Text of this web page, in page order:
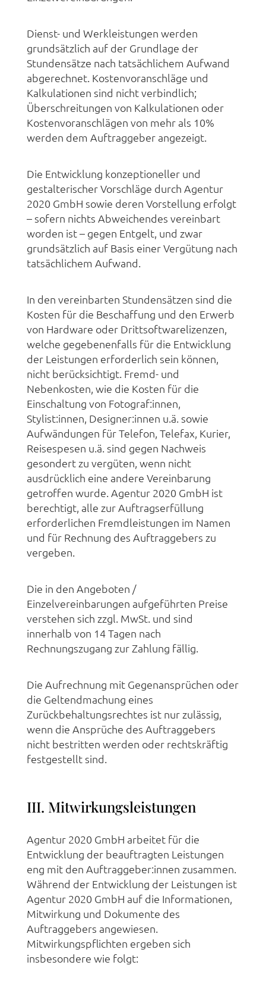
Dienst- und Werkleistungen werden
grundsätzlich auf der Grundlage der
Stundensätze nach tatsächlichem Aufwand
abgerechnet. Kostenvoranschläge und
Kalkulationen sind nicht verbindlich;
Überschreitungen von Kalkulationen oder
Kostenvoranschlägen von mehr als 10%
werden dem Auftraggeber angezeigt.
Die Entwicklung konzeptioneller und
gestalterischer Vorschläge durch Agentur
2020 GmbH sowie deren Vorstellung erfolgt
– sofern nichts Abweichendes vereinbart
worden ist – gegen Entgelt, und zwar
grundsätzlich auf Basis einer Vergütung nach
tatsächlichem Aufwand.
In den vereinbarten Stundensätzen sind die
Kosten für die Beschaffung und den Erwerb
von Hardware oder Drittsoftwarelizenzen,
welche gegebenenfalls für die Entwicklung
der Leistungen erforderlich sein können,
nicht berücksichtigt. Fremd- und
Nebenkosten, wie die Kosten für die
Einschaltung von Fotograf:innen,
Stylist:innen, Designer:innen u.ä. sowie
Aufwändungen für Telefon, Telefax, Kurier,
Reisespesen u.ä. sind gegen Nachweis
gesondert zu vergüten, wenn nicht
ausdrücklich eine andere Vereinbarung
getroffen wurde. Agentur 2020 GmbH ist
berechtigt, alle zur Auftragserfüllung
erforderlichen Fremdleistungen im Namen
und für Rechnung des Auftraggebers zu
vergeben.
Die in den Angeboten /
Einzelvereinbarungen aufgeführten Preise
verstehen sich zzgl. MwSt. und sind
innerhalb von 14 Tagen nach
Rechnungszugang zur Zahlung fällig.
Die Aufrechnung mit Gegenansprüchen oder
die Geltendmachung eines
Zurückbehaltungsrechtes ist nur zulässig,
wenn die Ansprüche des Auftraggebers
nicht bestritten werden oder rechtskräftig
festgestellt sind.
III. Mitwirkungsleistungen
Agentur 2020 GmbH arbeitet für die
Entwicklung der beauftragten Leistungen
eng mit den Auftraggeber:innen zusammen.
Während der Entwicklung der Leistungen ist
Agentur 2020 GmbH auf die Informationen,
Mitwirkung und Dokumente des
Auftraggebers angewiesen.
Mitwirkungspflichten ergeben sich
insbesondere wie folgt: